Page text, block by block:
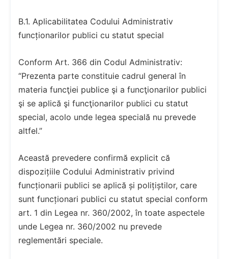
B.1. Aplicabilitatea Codului Administrativ
funcționarilor publici cu statut special
Conform Art. 366 din Codul Administrativ:
“Prezenta parte constituie cadrul general în
materia funcţiei publice şi a funcţionarilor publici
şi se aplică şi funcţionarilor publici cu statut
special, acolo unde legea specială nu prevede
altfel.”
Această prevedere confirmă explicit că
dispozițiile Codului Administrativ privind
funcționarii publici se aplică și polițiștilor, care
sunt funcționari publici cu statut special conform
art. 1 din Legea nr. 360/2002, în toate aspectele
unde Legea nr. 360/2002 nu prevede
reglementări speciale.